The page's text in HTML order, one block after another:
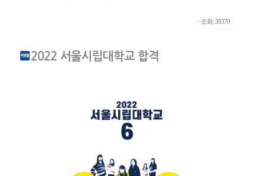
ㆍ조회: 39379
2022 서울시립대학교 합격